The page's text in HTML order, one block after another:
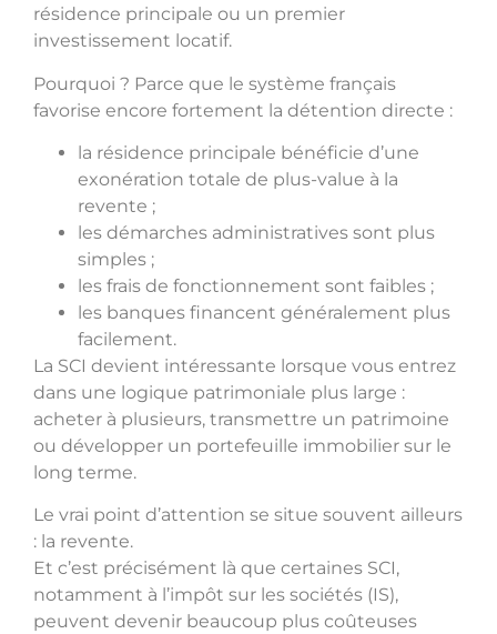
résidence principale ou un premier
investissement locatif.
Pourquoi ? Parce que le système français
favorise encore fortement la détention directe :
la résidence principale bénéficie d’une
exonération totale de plus-value à la
revente ;
les démarches administratives sont plus
simples ;
les frais de fonctionnement sont faibles ;
les banques financent généralement plus
facilement.
La SCI devient intéressante lorsque vous entrez
dans une logique patrimoniale plus large :
acheter à plusieurs, transmettre un patrimoine
ou développer un portefeuille immobilier sur le
long terme.
Le vrai point d’attention se situe souvent ailleurs
: la revente.
Et c’est précisément là que certaines SCI,
notamment à l’impôt sur les sociétés (IS),
peuvent devenir beaucoup plus coûteuses